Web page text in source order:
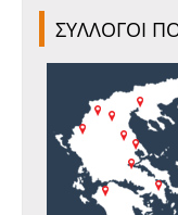
ΣΥΛΛΟΓΟΙ